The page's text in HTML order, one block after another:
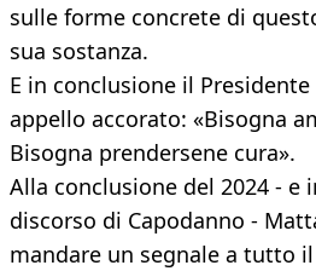
sulle forme concrete di
sua sostanza.
E in conclusione il
appello accorato: «Bisogna
Bisogna prendersene cura».
Alla conclusione del 2024 - e
discorso di Capodanno -
mandare un segnale a tutto il